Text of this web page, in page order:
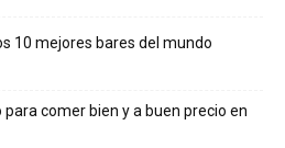
10 mejores bares del mundo
comer bien y a buen precio en